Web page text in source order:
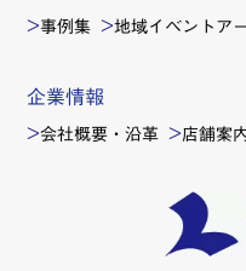
事例集 地域イベントア
企業情報
会社概要・沿革 店舗案